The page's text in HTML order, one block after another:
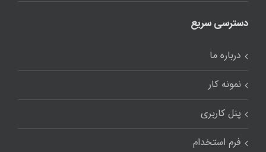
دسترسی سریع
درباره ما
نمونه کار
پنل کاربری
فرم استخدام